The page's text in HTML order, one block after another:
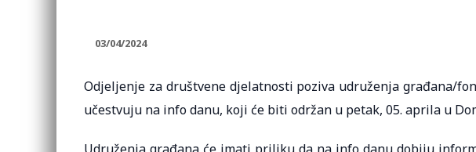
03/04/2024
Odjeljenje za društvene djelatnosti poziva udruženja građana/
učestvuju na info danu, koji će biti održan u petak, 05. aprila u